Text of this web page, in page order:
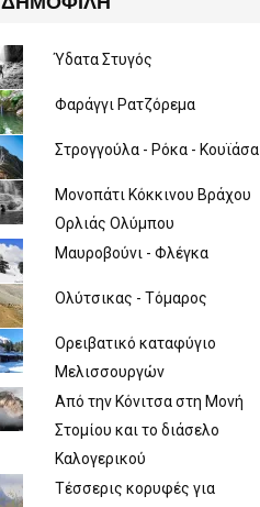
Ύδατα Στυγός
Φαράγγι Ρατζόρεμα
Στρογγούλα - Ρόκα - Κουϊάσα
Μονοπάτι Κόκκινου Βράχου
Ορλιάς Ολύμπου
Μαυροβούνι - Φλέγκα
Ολύτσικας - Τόμαρος
Ορειβατικό καταφύγιο
Μελισσουργών
Από την Κόνιτσα στη Μονή
Στομίου και το διάσελο
Καλογερικού
Τέσσερις κορυφές για